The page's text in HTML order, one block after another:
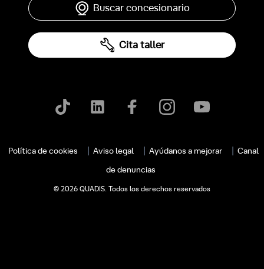
Buscar concesionario
Cita taller
Política de cookies Aviso legal Ayúdanos a mejorar Canal
de denuncias
© 2026 QUADIS. Todos los derechos reservados